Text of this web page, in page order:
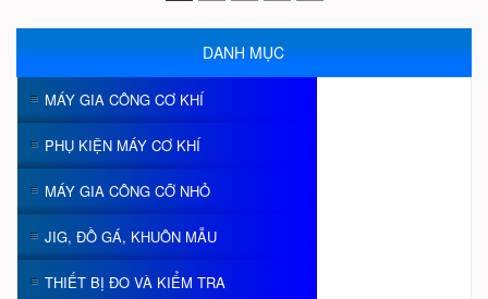
DANH MỤC
MÁY GIA CÔNG CƠ KHÍ
PHỤ KIỆN MÁY CƠ KHÍ
MÁY GIA CÔNG CỠ NHỎ
JIG, ĐỒ GÁ, KHUÔN MẪU
THIẾT BỊ ĐO VÀ KIỂM TRA